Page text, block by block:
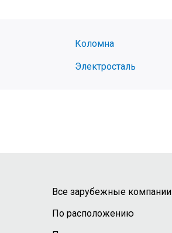
Коломна
Электросталь
Все зарубежные компании
По расположению